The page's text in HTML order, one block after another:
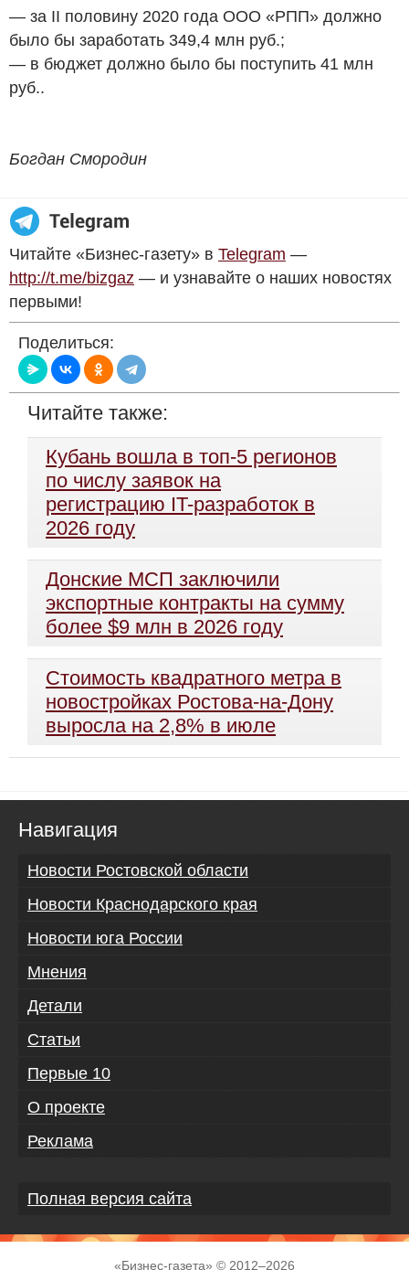
— за II половину 2020 года ООО «РПП» должно
было бы заработать 349,4 млн руб.;
— в бюджет должно было бы поступить 41 млн
руб..
Богдан Смородин
Читайте «Бизнес-газету» в Telegram —
http://t.me/bizgaz — и узнавайте о наших новостях
первыми!
Поделиться:
Читайте также:
Кубань вошла в топ-5 регионов
по числу заявок на
регистрацию IT-разработок в
2026 году
Донские МСП заключили
экспортные контракты на сумму
более $9 млн в 2026 году
Стоимость квадратного метра в
новостройках Ростова-на-Дону
выросла на 2,8% в июле
Навигация
Новости Ростовской области
Новости Краснодарского края
Новости юга России
Мнения
Детали
Статьи
Первые 10
О проекте
Реклама
Полная версия сайта
«Бизнес-газета» © 2012–2026